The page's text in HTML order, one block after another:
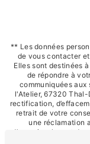
** Les données
de vous contacter
Elles sont destinées
de répondre à
communiquées aux
l'Atelier, 67320 Thal-
rectification,
retrait de votre
une réclamation
d’organiser le sort
ces droits par voie